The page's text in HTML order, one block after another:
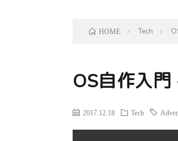
HOME Tech
OS自作入
2017.12.18 Tech